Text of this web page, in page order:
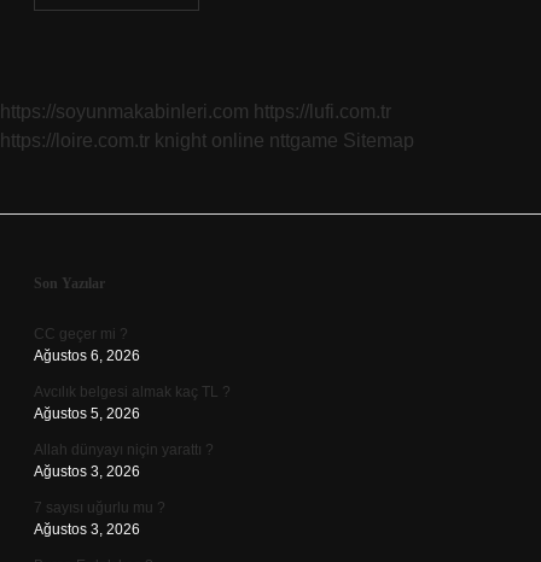
Gazı
https://soyunmakabinleri.com https://lufi.com.tr
https://loire.com.tr knight online nttgame Sitemap
Sidebar
Son Yazılar
CC geçer mi ?
Ağustos 6, 2026
Avcılık belgesi almak kaç TL ?
Ağustos 5, 2026
Allah dünyayı niçin yarattı ?
Ağustos 3, 2026
7 sayısı uğurlu mu ?
Ağustos 3, 2026